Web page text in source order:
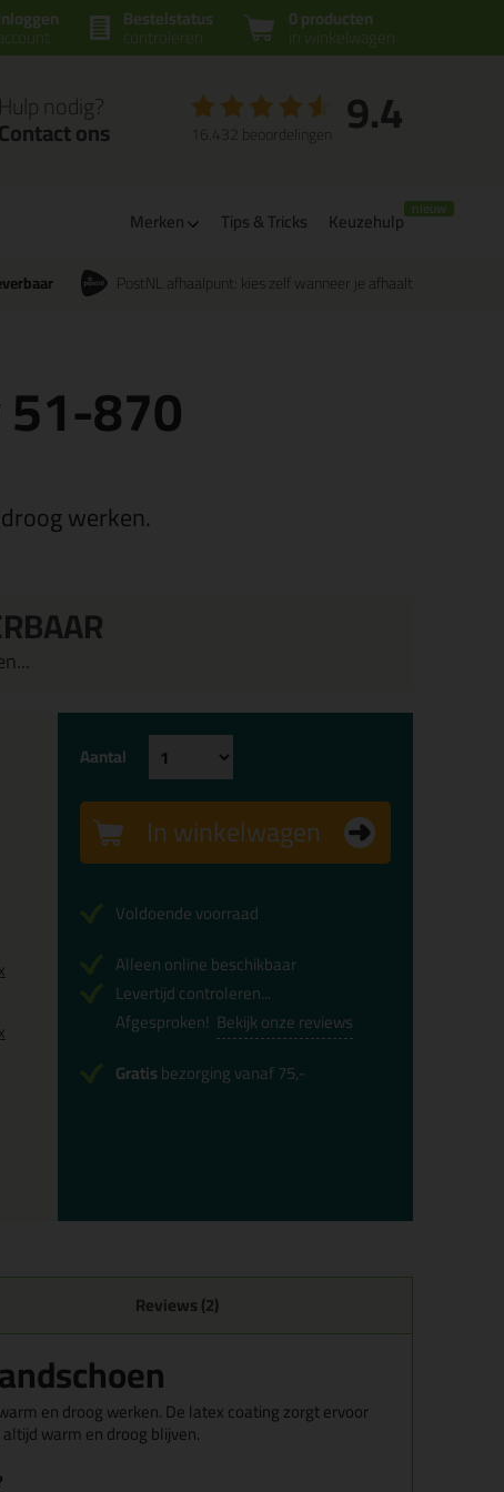
0 producten
in winkelwagen
Bestelstatus
controleren
account
Hulp nodig?
Contact ons 9.4
16.432 beoordelingen
Merken Tips & Tricks Keuzehulp
PostNL afhaalpunt: kies zelf wanneer je afhaalt
870
werken.
Aantal
In winkelwagen
Voldoende voorraad
Alleen online beschikbaar
Levertijd controleren...
Afgesproken! Bekijk onze reviews
Gratisbezorging vanaf 75,-
Reviews (2)
en droog werken. De latex coating zorgt ervoor
warm en droog blijven.